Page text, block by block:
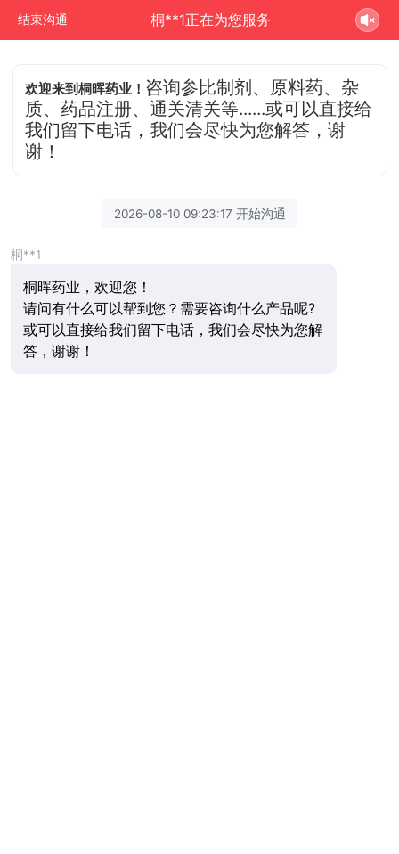
结束沟通 桐**1正在为您服务
欢迎来到桐晖药业！ 咨询参比制剂、原料药、杂
质、药品注册、通关清关等......或可以直接给
我们留下电话，我们会尽快为您解答，谢
谢！
2026-08-10 09:23:17 开始沟通
桐**1
桐晖药业，欢迎您！
请问有什么可以帮到您？需要咨询什么产品呢?
或可以直接给我们留下电话，我们会尽快为您解
答，谢谢！